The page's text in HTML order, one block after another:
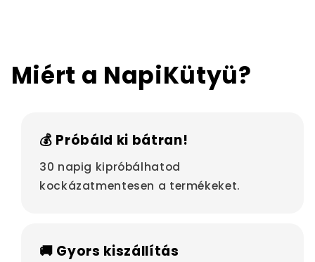
Miért a NapiKütyü?
💰 Próbáld ki bátran!
30 napig kipróbálhatod
kockázatmentesen a termékeket.
🚚 Gyors kiszállítás